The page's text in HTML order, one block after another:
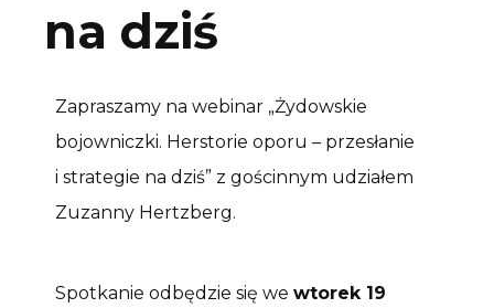
na dziś
Zapraszamy na webinar „Żydowskie
bojowniczki. Herstorie oporu – przesłanie
i strategie na dziś” z gościnnym udziałem
Zuzanny Hertzberg.
Spotkanie odbędzie się we wtorek 19